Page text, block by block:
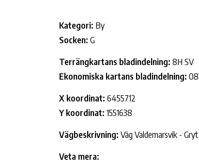
Kategori: By
Socken: G
Terrängkartans bladindelning: 8H SV
Ekonomiska kartans bladindelning:
X koordinat: 6455712
Y koordinat: 1551638
Vägbeskrivning: Väg Valdemarsvik -
Veta mera: